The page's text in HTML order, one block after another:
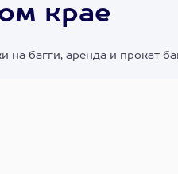
крае
на багги, аренда и прокат